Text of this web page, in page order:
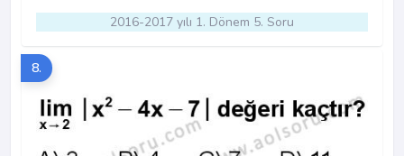
2016-2017 yılı 1. Dönem 5. Soru
8.